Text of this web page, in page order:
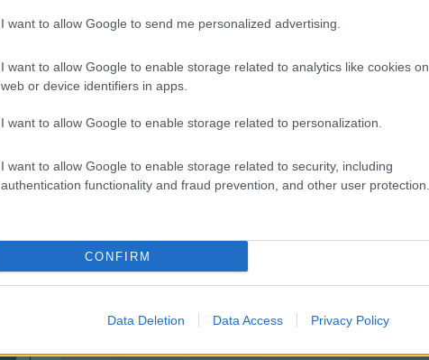
I want to allow Google to send me personalized advertising.
I want to allow Google to enable storage related to analytics like cookies on
web or device identifiers in apps.
I want to allow Google to enable storage related to personalization.
I want to allow Google to enable storage related to security, including
authentication functionality and fraud prevention, and other user protection.
CONFIRM
Data Deletion Data Access Privacy Policy